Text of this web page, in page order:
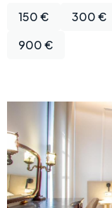
150 €
300 €
900 €